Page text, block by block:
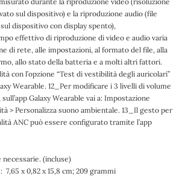
sul dispositivo) e la riproduzione audio (file
dispositivo con display spento),
effettivo di riproduzione di video e audio varia
di rete, alle impostazioni, al formato del file, alla
allo stato della batteria e a molti altri fattori.
con l’opzione “Test di vestibilità degli auricolari”
Wearable. 12_Per modificare i 3 livelli di volume
Galaxy Wearable vai a: Impostazione
> Personalizza suono ambientale. 13_Il gesto per
ANC può essere configurato tramite l’app
necessarie. (incluse)
Dimensioni prodotto ‏ : ‎ 7,65 x 0,82 x 15,8 cm; 209 grammi